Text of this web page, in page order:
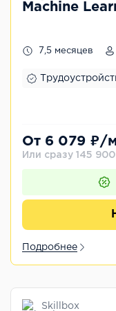
Machine
7,5 месяцев
От 6 079 ₽/
Или сразу 145
Подробнее
Skillbox